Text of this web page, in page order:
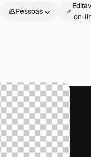
Pessoas
on-
Empresa
Preços